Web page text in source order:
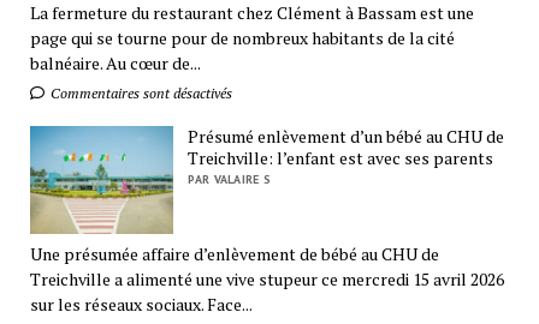
La fermeture du restaurant chez Clément à Bassam est une
page qui se tourne pour de nombreux habitants de la cité
balnéaire. Au cœur de...
Commentaires sont désactivés
Présumé enlèvement d’un bébé au CHU de
Treichville: l’enfant est avec ses parents
PAR VALAIRE S
Une présumée affaire d’enlèvement de bébé au CHU de
Treichville a alimenté une vive stupeur ce mercredi 15 avril 2026
sur les réseaux sociaux. Face...